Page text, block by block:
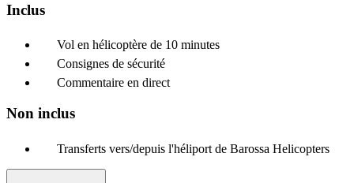
Inclus
Vol en hélicoptère de 10 minutes
Consignes de sécurité
Commentaire en direct
Non inclus
Transferts vers/depuis l'héliport de Barossa Helicopters